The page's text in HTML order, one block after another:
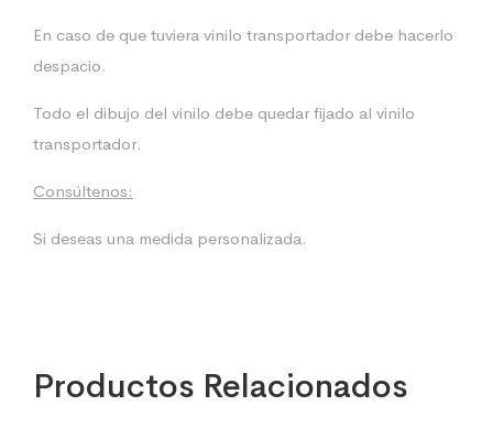
En caso de que tuviera vinilo transportador debe hacerlo
despacio.
Todo el dibujo del vinilo debe quedar fijado al vinilo
transportador.
Consúltenos:
Si deseas una medida personalizada.
Productos Relacionados